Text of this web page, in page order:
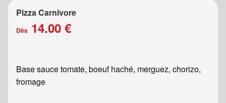
Pizza Carnivore
Dès 14.00 €
Base sauce tomate, boeuf haché, merguez, chorizo,
fromage